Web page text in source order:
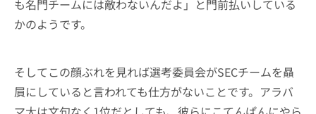
も名門チームには敵わないんだよ」と門前払いしている
かのようです。
そしてこの顔ぶれを見れば選考委員会がSECチームを贔
屓にしていると言われても仕方がないことです。アラバ